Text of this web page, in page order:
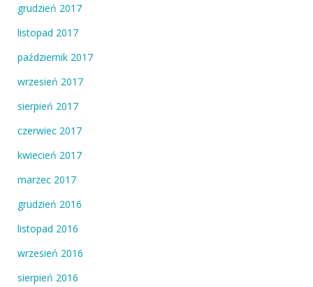
grudzień 2017
listopad 2017
październik 2017
wrzesień 2017
sierpień 2017
czerwiec 2017
kwiecień 2017
marzec 2017
grudzień 2016
listopad 2016
wrzesień 2016
sierpień 2016